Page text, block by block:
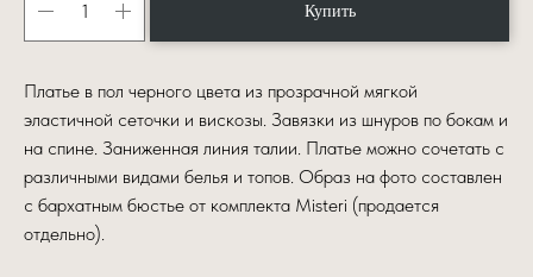
Купить
Платье в пол черного цвета из прозрачной мягкой
эластичной сеточки и вискозы. Завязки из шнуров по бокам и
на спине. Заниженная линия талии. Платье можно сочетать с
различными видами белья и топов. Образ на фото составлен
с бархатным бюстье от комплекта Misteri (продается
отдельно).